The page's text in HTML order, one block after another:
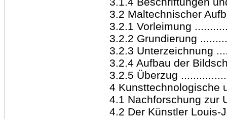
3.2 Maltechnischer
3.2.1 Vorleimung
3.2.2 Grundierung
3.2.3 Unterzeichnung
3.2.4 Aufbau der
3.2.5 Überzug
4 Kunsttechnologische
4.1 Nachforschung zur
4.2 Der Künstler Louis-